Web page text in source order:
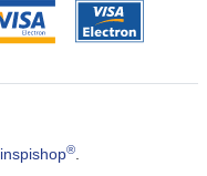
inspishop®